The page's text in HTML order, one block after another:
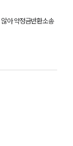
아 약정금반환소송